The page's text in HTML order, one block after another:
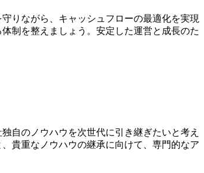
りながら、キャッシュフローの最適化を実現
制を整えましょう。安定した運営と成長のた
自のノウハウを次世代に引き継ぎたいと考え
貴重なノウハウの継承に向けて、専門的なア